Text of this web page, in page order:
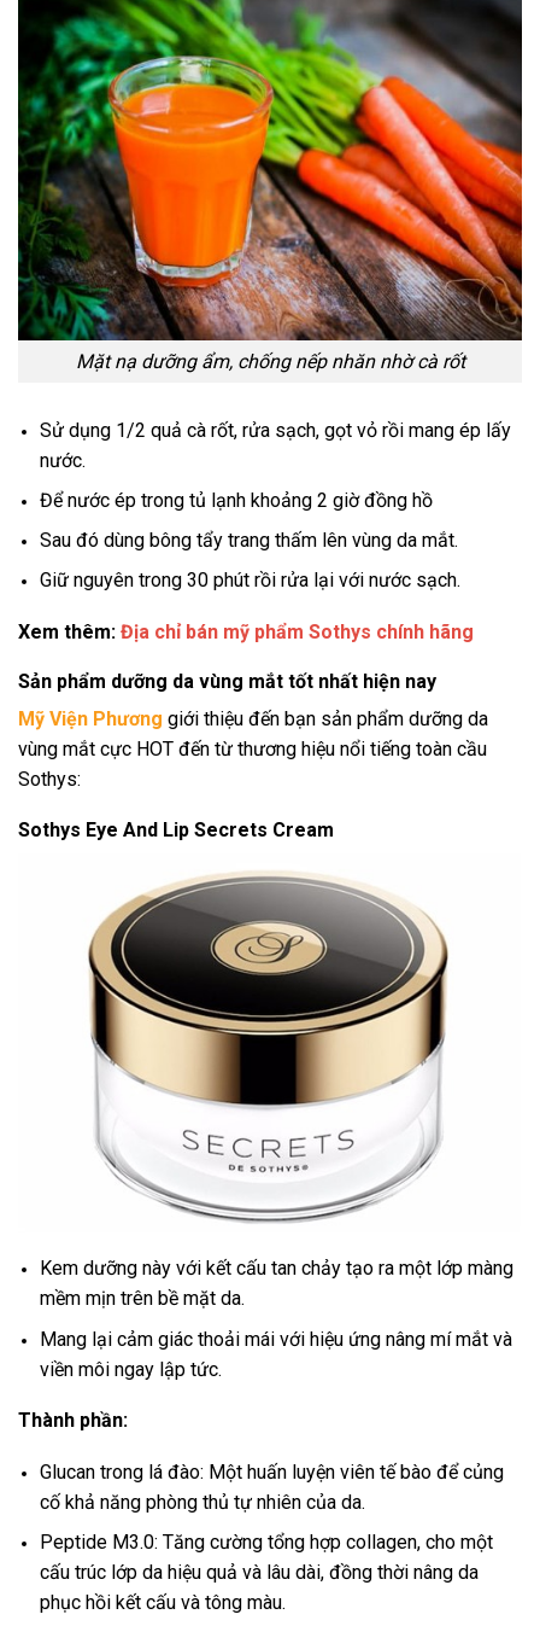
Mặt nạ dưỡng ẩm, chống nếp nhăn nhờ cà rốt
Sử dụng 1/2 quả cà rốt, rửa sạch, gọt vỏ rồi mang ép lấy
nước.
Để nước ép trong tủ lạnh khoảng 2 giờ đồng hồ
Sau đó dùng bông tẩy trang thấm lên vùng da mắt.
Giữ nguyên trong 30 phút rồi rửa lại với nước sạch.
Xem thêm: Địa chỉ bán mỹ phẩm Sothys chính hãng
Sản phẩm dưỡng da vùng mắt tốt nhất hiện nay
Mỹ Viện Phương giới thiệu đến bạn sản phẩm dưỡng da
vùng mắt cực HOT đến từ thương hiệu nổi tiếng toàn cầu
Sothys:
Sothys Eye And Lip Secrets Cream
Kem dưỡng này với kết cấu tan chảy tạo ra một lớp màng
mềm mịn trên bề mặt da.
Mang lại cảm giác thoải mái với hiệu ứng nâng mí mắt và
viền môi ngay lập tức.
Thành phần:
Glucan trong lá đào: Một huấn luyện viên tế bào để củng
cố khả năng phòng thủ tự nhiên của da.
Peptide M3.0: Tăng cường tổng hợp collagen, cho một
cấu trúc lớp da hiệu quả và lâu dài, đồng thời nâng da
phục hồi kết cấu và tông màu.